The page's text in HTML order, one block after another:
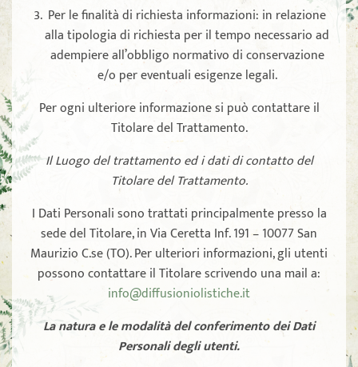
Per le finalità di richiesta informazioni: in relazione
alla tipologia di richiesta per il tempo necessario ad
adempiere all’obbligo normativo di conservazione
e/o per eventuali esigenze legali.
Per ogni ulteriore informazione si può contattare il
Titolare del Trattamento.
Il Luogo del trattamento ed i dati di contatto del
Titolare del Trattamento.
I Dati Personali sono trattati principalmente presso la
sede del Titolare, in Via Ceretta Inf. 191 – 10077 San
Maurizio C.se (TO). Per ulteriori informazioni, gli utenti
possono contattare il Titolare scrivendo una mail a:
info@diffusioniolistiche.it
La natura e le modalità del conferimento dei Dati
Personali degli utenti.